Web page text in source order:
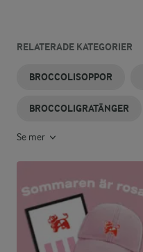
RELATERADE KATEGORIER
BROCCOLISOPPOR
BROCCOLIGRATÄNGER
Se mer